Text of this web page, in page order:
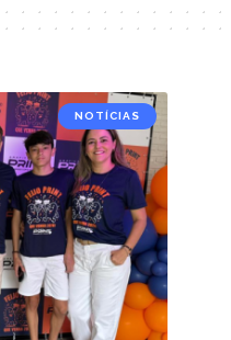
NOTÍCIAS